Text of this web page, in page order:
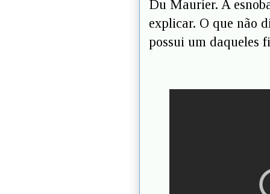
Du Maurier. A
explicar. O que não
possui um daqueles